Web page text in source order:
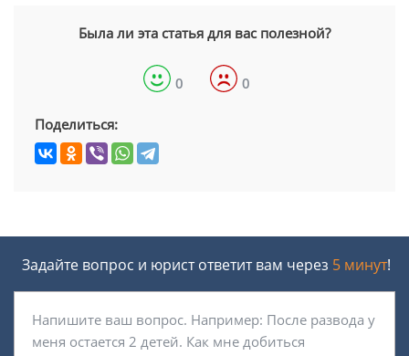
Была ли эта статья для вас полезной?
0 0
Поделиться:
Задайте вопрос и юрист ответит вам через 5 минут!